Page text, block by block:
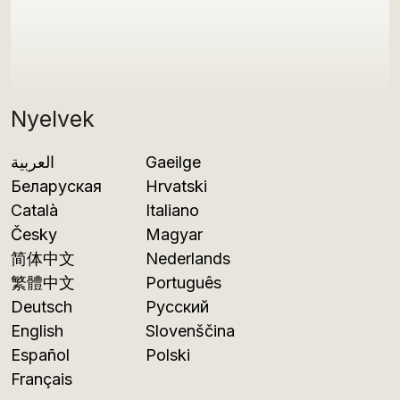
Nyelvek
العربية
Беларуская
Català
Česky
简体中文
繁體中文
Deutsch
English
Español
Français
Gaeilge
Hrvatski
Italiano
Magyar
Nederlands
Português
Русский
Slovenščina
Polski